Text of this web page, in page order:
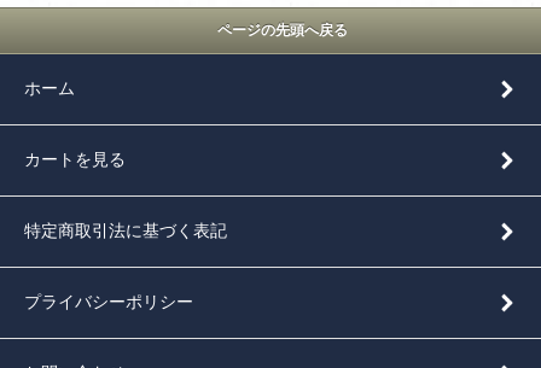
ページの先頭へ戻る
ホーム
カートを見る
特定商取引法に基づく表記
プライバシーポリシー